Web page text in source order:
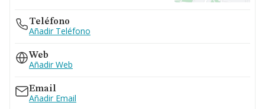
Teléfono
Añadir Teléfono
Web
Añadir Web
Email
Añadir Email